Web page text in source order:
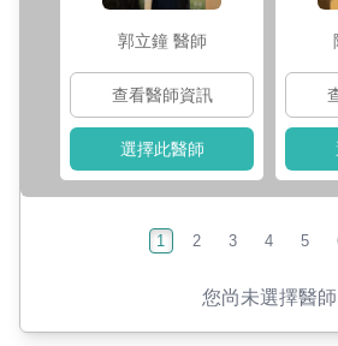
郭立鐘 醫師
查看醫師資訊
選擇此醫師
1 2 3 4 5
您尚未選擇醫師